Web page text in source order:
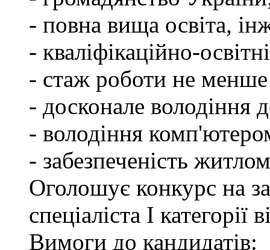
- повна вища освіта,
- кваліфікаційно-
- стаж роботи не менше
- досконале
- володіння
- забезпеченість
Оголошує конкурс на
спеціаліста І
Вимоги до кандидатів: